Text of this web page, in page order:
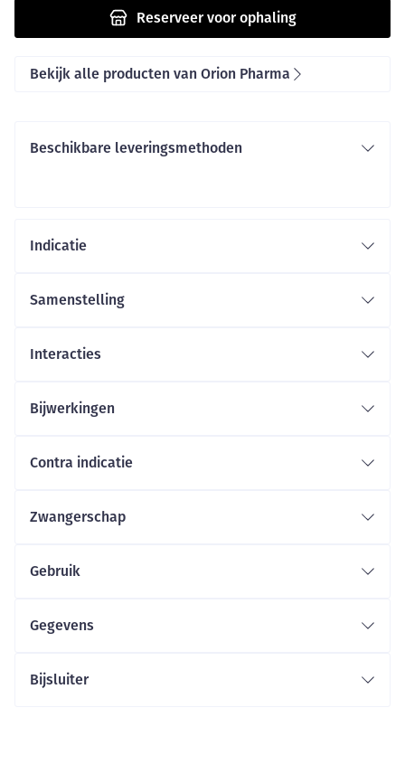
Reserveervoor ophaling
Bekijk alle producten van Orion Pharma
Beschikbare leveringsmethoden
Indicatie
Samenstelling
Interacties
Bijwerkingen
Contra indicatie
Zwangerschap
Gebruik
Gegevens
Bijsluiter